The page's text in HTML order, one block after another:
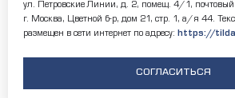
ул. Петровские Линии, д. 2, помещ. 4/1, почтовый
г. Москва, Цветной б-р, дом 21, стр. 1, а/я 44.
размещен в сети интернет по адресу: https://
СОГЛАСИТЬСЯ